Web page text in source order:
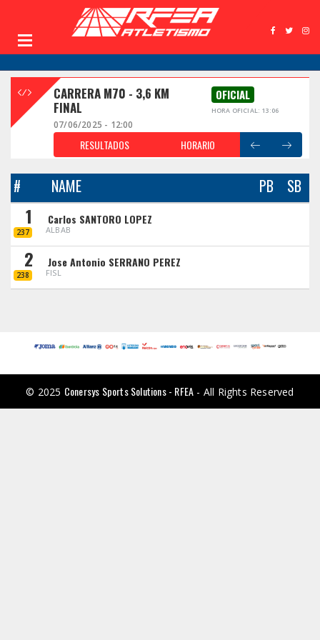
CARRERA M70 - 3,6 KM
FINAL
OFICIAL
HORA OFICIAL: 13:06
07/06/2025 - 12:00
RESULTADOS HORARIO
# NAME PB SB
1
237
Carlos SANTORO LOPEZ
ALBAB
2
238
Jose Antonio SERRANO PEREZ
FISL
© 2025 Conersys Sports Solutions - RFEA - All Rights Reserved